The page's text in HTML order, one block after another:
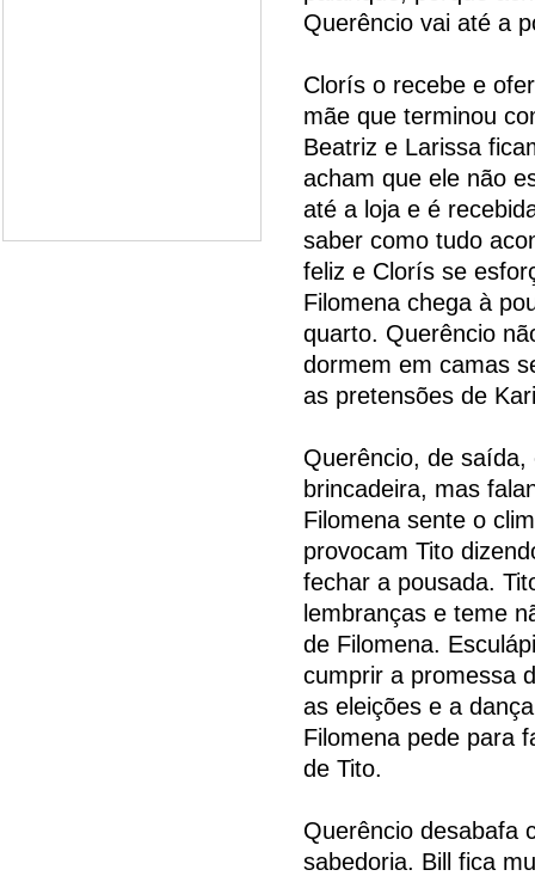
Querêncio vai até a
Clorís o recebe e
mãe que terminou
Beatriz e Larissa
acham que ele não
até a loja e é
saber como tudo
feliz e Clorís se
Filomena chega à
quarto. Querêncio
dormem em camas
as pretensões de
Querêncio, de
brincadeira, mas
Filomena sente o
provocam Tito
fechar a pousada.
lembranças e teme
de Filomena.
cumprir a promessa
as eleições e a
Filomena pede para
de Tito.
Querêncio desabafa
sabedoria. Bill fica